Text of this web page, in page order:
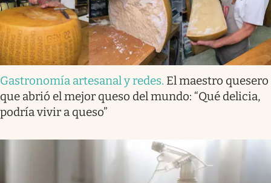
Gastronomía artesanal y redes. El maestro quesero
que abrió el mejor queso del mundo: “Qué delicia,
podría vivir a queso”